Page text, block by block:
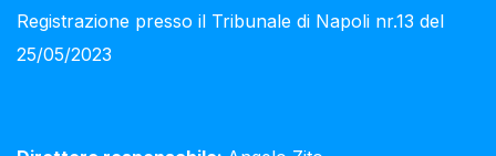
Registrazione presso il Tribunale di Napoli nr.13 del
25/05/2023